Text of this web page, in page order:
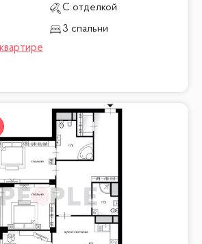
С отделкой
3 спальни